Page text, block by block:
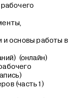
и основы работы в
(онлайн)
(часть 1)